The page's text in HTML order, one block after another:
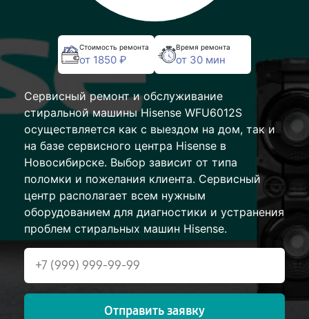
Стоимость ремонта
от 1850 ₽
Время ремонта
от 30 мин
Сервисный ремонт и обслуживание
стиральной машины Hisense WFU6012S
осуществляется как с выездом на дом, так и
на базе сервисного центра Hisense в
Новосибирске. Выбор зависит от типа
поломки и пожелания клиента. Сервисный
центр располагает всем нужным
оборудованием для диагностики и устранения
проблем стиральных машин Hisense.
Отправить заявку